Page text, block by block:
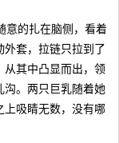
的扎在脑侧，看着
外套，拉链只拉到了
从其中凸显而出，领
沟。两只巨乳随着她
上吸睛无数，没有哪